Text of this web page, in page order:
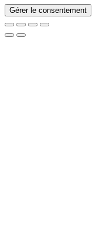
Gérer le consentement